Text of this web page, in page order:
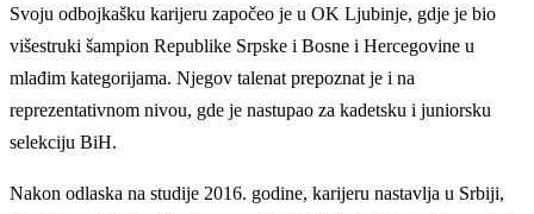
Svoju odbojkašku karijeru započeo je u OK Ljubinje, gdje je bio
višestruki šampion Republike Srpske i Bosne i Hercegovine u
mlađim kategorijama. Njegov talenat prepoznat je i na
reprezentativnom nivou, gde je nastupao za kadetsku i juniorsku
selekciju BiH.
Nakon odlaska na studije 2016. godine, karijeru nastavlja u Srbiji,